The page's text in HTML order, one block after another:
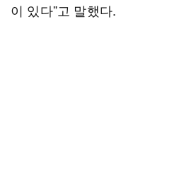
이 있다”고 말했다.